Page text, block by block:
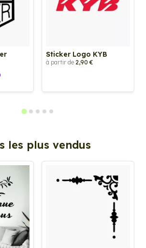
Sticker Logo KYB
à partir de 2,90 €
les plus vendus